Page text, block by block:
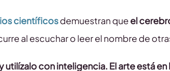
científicosdemuestran que el
al escuchar o leer el nombre de
utilízalo con inteligencia. El arte está